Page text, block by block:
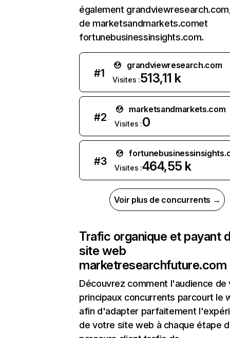
également
de marketsandmarkets.comet
fortunebusinessinsights.com.
#1
grandviewresearch.com
Visites :513,11 k
#2
marketsandmarkets.com
Visites :0
#3
Visites :464,55 k
Voir plus de concurrents →
Trafic organique et payant
site web
marketresearchfuture.com
Découvrez comment l'audience de
principaux concurrents parcourt le
afin d'adapter parfaitement
de votre site web à chaque étape